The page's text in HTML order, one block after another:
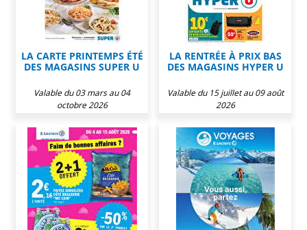
LA CARTE PRINTEMPS ÉTÉ
DES MAGASINS SUPER U
Valable du 03 mars au 04
octobre 2026
LA RENTRÉE À PRIX BAS
DES MAGASINS HYPER U
Valable du 15 juillet au 09 août
2026